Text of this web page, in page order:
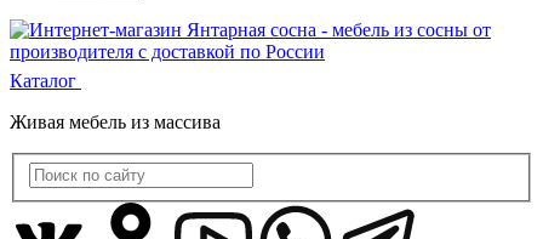
Каталог
Живая мебель из массива